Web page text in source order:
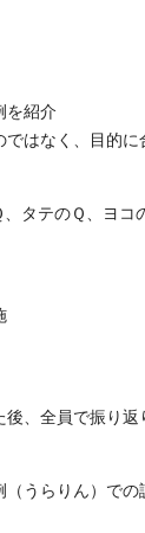
を紹介
はなく、目的に
タテのＱ、ヨコ
、全員で振り返
うらりん）での